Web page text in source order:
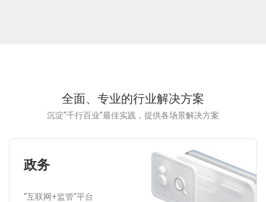
全面、专业的行业解决方案
沉淀“千行百业”最佳实践，提供各场景解决方案
政务
“互联网+监管“平台